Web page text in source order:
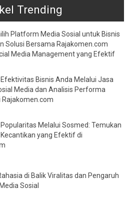
Trending
Platform Media Sosial untuk Bisnis
Solusi Bersama Rajakomen.com
Media Management yang Efektif
Bisnis Anda Melalui Jasa
Media dan Analisis Performa
Rajakomen.com
Melalui Sosmed: Temukan
yang Efektif di
di Balik Viralitas dan Pengaruh
Sosial